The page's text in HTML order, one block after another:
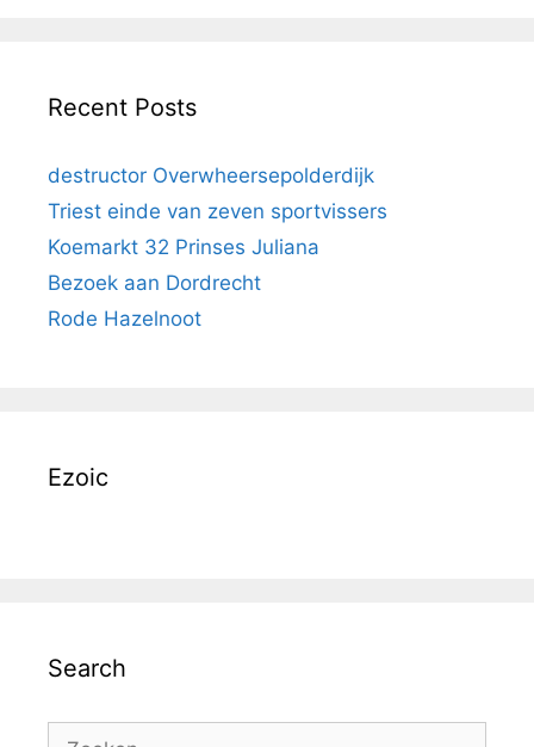
Recent Posts
destructor Overwheersepolderdijk
Triest einde van zeven sportvissers
Koemarkt 32 Prinses Juliana
Bezoek aan Dordrecht
Rode Hazelnoot
Ezoic
Search
Zoek